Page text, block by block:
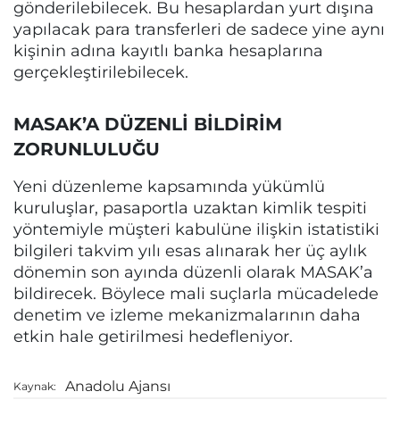
gönderilebilecek. Bu hesaplardan yurt dışına
yapılacak para transferleri de sadece yine aynı
kişinin adına kayıtlı banka hesaplarına
gerçekleştirilebilecek.
MASAK’A DÜZENLİ BİLDİRİM
ZORUNLULUĞU
Yeni düzenleme kapsamında yükümlü
kuruluşlar, pasaportla uzaktan kimlik tespiti
yöntemiyle müşteri kabulüne ilişkin istatistiki
bilgileri takvim yılı esas alınarak her üç aylık
dönemin son ayında düzenli olarak MASAK’a
bildirecek. Böylece mali suçlarla mücadelede
denetim ve izleme mekanizmalarının daha
etkin hale getirilmesi hedefleniyor.
Kaynak: Anadolu Ajansı